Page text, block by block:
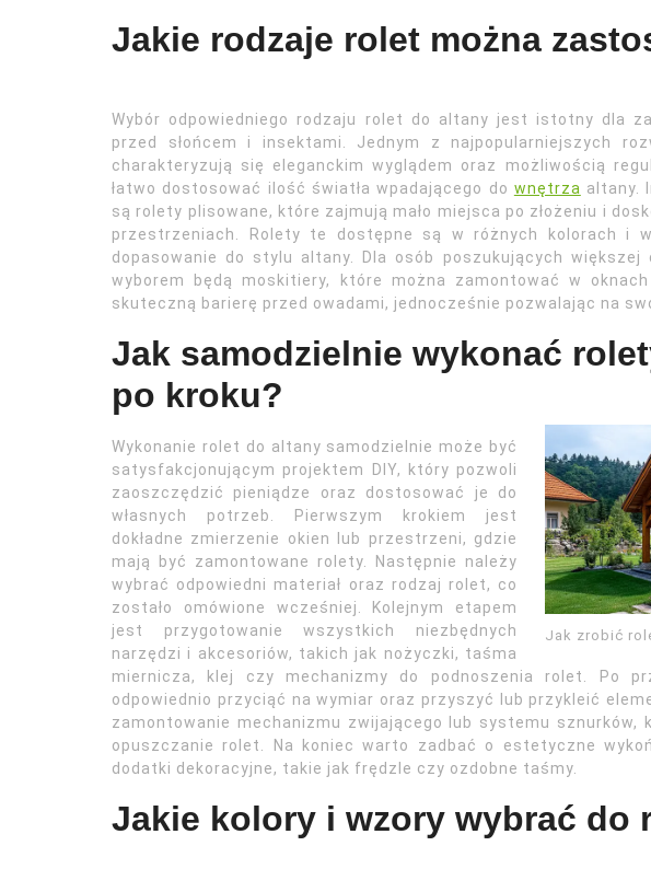
Jakie rodzaje rolet można
Wybór odpowiedniego rodzaju rolet do altany jest istotny dla
przed słońcem i insektami. Jednym z najpopularniejszych
charakteryzują się eleganckim wyglądem oraz możliwością
łatwo dostosować ilość światła wpadającego do wnętrza altany.
są rolety plisowane, które zajmują mało miejsca po złożeniu i
przestrzeniach. Rolety te dostępne są w różnych kolorach i
dopasowanie do stylu altany. Dla osób poszukujących większej
wyborem będą moskitiery, które można zamontować w
skuteczną barierę przed owadami, jednocześnie pozwalając na
Jak samodzielnie wykonać
po kroku?
Jak zrobić
Wykonanie rolet do altany samodzielnie może być
satysfakcjonującym projektem DIY, który pozwoli
zaoszczędzić pieniądze oraz dostosować je do
własnych potrzeb. Pierwszym krokiem jest
dokładne zmierzenie okien lub przestrzeni, gdzie
mają być zamontowane rolety. Następnie należy
wybrać odpowiedni materiał oraz rodzaj rolet, co
zostało omówione wcześniej. Kolejnym etapem
jest przygotowanie wszystkich niezbędnych
narzędzi i akcesoriów, takich jak nożyczki, taśma
miernicza, klej czy mechanizmy do podnoszenia rolet. Po
odpowiednio przyciąć na wymiar oraz przyszyć lub przykleić
zamontowanie mechanizmu zwijającego lub systemu sznurków,
opuszczanie rolet. Na koniec warto zadbać o estetyczne
dodatki dekoracyjne, takie jak frędzle czy ozdobne taśmy.
Jakie kolory i wzory wybrać do